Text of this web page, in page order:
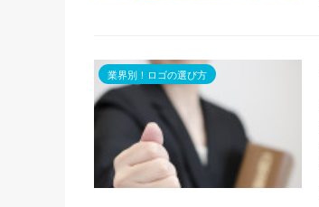
業界別！ロゴの選び方